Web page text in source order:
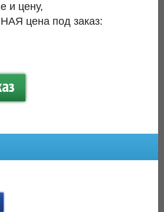
и цену,
цена под заказ: